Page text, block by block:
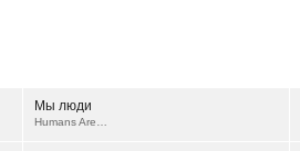
Мы люди
Humans Are…